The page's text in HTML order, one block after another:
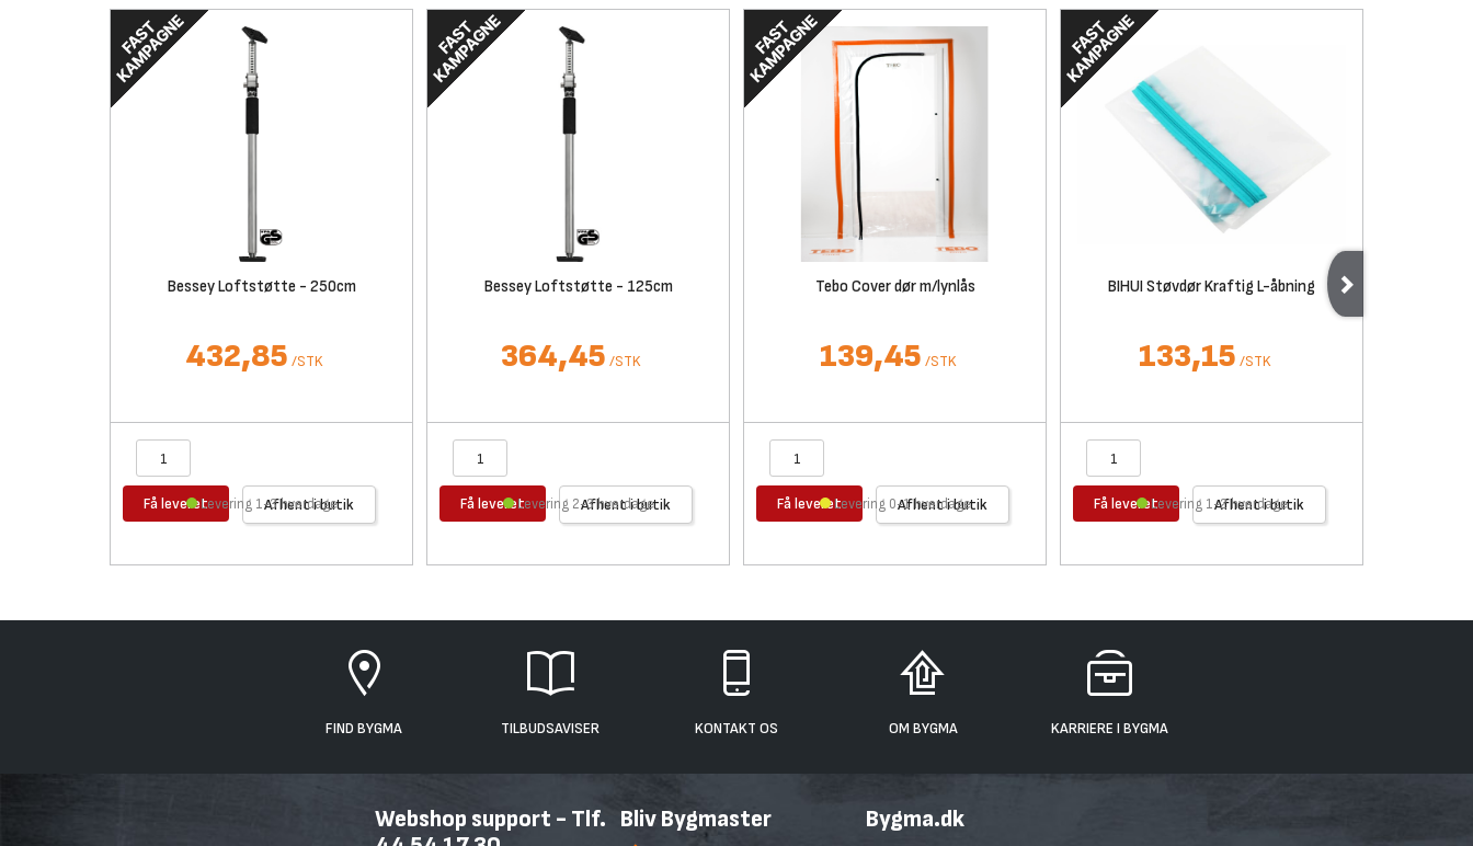
Bessey Loftstøtte - 250cm
432,85 /STK
Få leveret Afhent i butik
Levering 1-3 hverdage
Bessey Loftstøtte - 125cm
364,45 /STK
Få leveret Afhent i butik
Levering 2-3 hverdage
Tebo Cover dør m/lynlås
139,45 /STK
Få leveret Afhent i butik
Levering 0-1 hverdage
BIHUI Støvdør Kraftig L-åbning
133,15 /STK
Få leveret Afhent i butik
Levering 1-2 hverdage
FIND BYGMA TILBUDSAVISER KONTAKT OS OM BYGMA KARRIERE I BYGMA
Webshop support - Tlf. Bliv Bygmaster Bygma.dk